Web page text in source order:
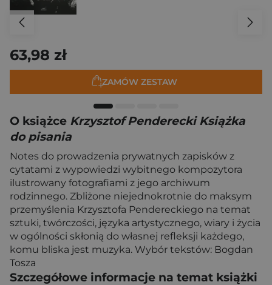
63,98 zł
ZAMÓW ZESTAW
O książce Krzysztof Penderecki Książka
do pisania
Notes do prowadzenia prywatnych zapisków z
cytatami z wypowiedzi wybitnego kompozytora
ilustrowany fotografiami z jego archiwum
rodzinnego. Zbliżone niejednokrotnie do maksym
przemyślenia Krzysztofa Pendereckiego na temat
sztuki, twórczości, języka artystycznego, wiary i życia
w ogólności skłonią do własnej refleksji każdego,
komu bliska jest muzyka. Wybór tekstów: Bogdan
Tosza
Szczegółowe informacje na temat książki